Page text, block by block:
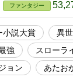
は、砂色の超巨大魔
狙われ、死の追い掛
造】を発動させた。
は安全と見てクソデ
つまでも何度でもク
心に決めた保彰だっ
と進めろと急かされて
ファンタジー
小説大賞 異
強 スローラ
ョン あたお